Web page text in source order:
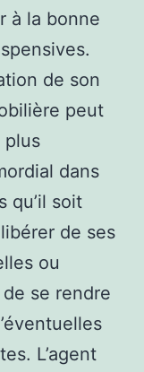
à la bonne
de son
peut
plus
dans
qu’il soit
de ses
ou
se rendre
L’agent